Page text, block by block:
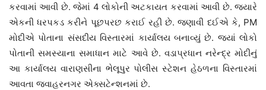
કરવામાં આવી છે. જેમાં 4 લોકોની અટકાયત કરવામાં આવી છે. જ્યારે
એકની ધરપકડ કરીને પૂછપરછ કરાઈ રહી છે. જણાવી દઈએ કે, PM
મોદીએ પોતાના સંસદીય વિસ્તારમાં કાર્યાલય બનાવ્યું છે. જ્યાં લોકો
પોતાની સમસ્યાના સમાધાન માટે આવે છે. વડાપ્રધાન નરેન્દ્ર મોદીનું
આ કાર્યાલય વારાણસીના ભેલૂપુર પોલીસ સ્ટેશન હેઠળના વિસ્તારમાં
આવતા જવાહરનગર એક્સટેન્શનમાં છે.